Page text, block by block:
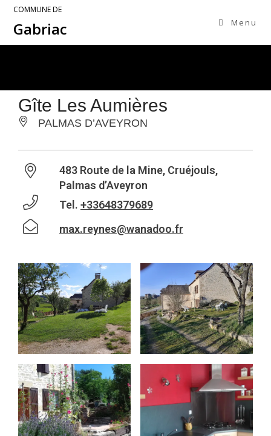
COMMUNE DE
Gabriac Menu
Gîte Les Aumières
PALMAS D’AVEYRON
483 Route de la Mine, Cruéjouls,
Palmas d’Aveyron
Tel. +33648379689
max.reynes@wanadoo.fr